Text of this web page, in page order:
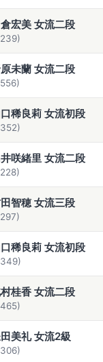
宏美 女流二段
未蘭 女流二段
稀良莉 女流初段
咲緒里 女流二段
智穂 女流三段
稀良莉 女流初段
桂香 女流二段
美礼 女流2級